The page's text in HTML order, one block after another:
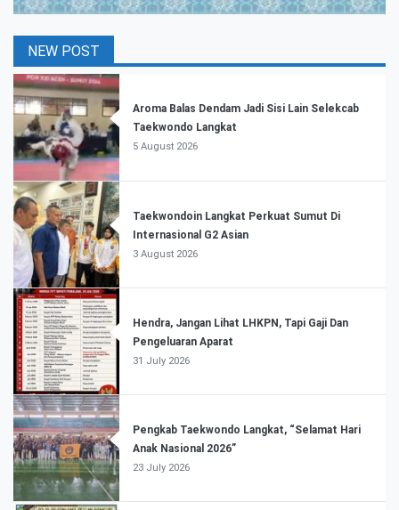
NEW POST
Aroma Balas Dendam Jadi Sisi Lain Selekcab
Taekwondo Langkat
5 August 2026
Taekwondoin Langkat Perkuat Sumut Di
Internasional G2 Asian
3 August 2026
Hendra, Jangan Lihat LHKPN, Tapi Gaji Dan
Pengeluaran Aparat
31 July 2026
Pengkab Taekwondo Langkat, “Selamat Hari
Anak Nasional 2026”
23 July 2026